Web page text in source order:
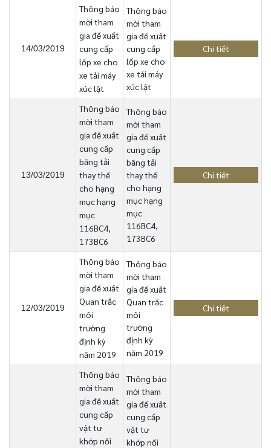
14/03/2019
Thông báo
mời tham
gia đề xuất
cung cấp
lốp xe cho
xe tải máy
xúc lật
Thông báo
mời tham
gia đề xuất
cung cấp
lốp xe cho
xe tải máy
xúc lật
Chi tiết
13/03/2019
Thông báo
mời tham
gia đề xuất
cung cấp
băng tải
thay thế
cho hạng
mục hạng
mục
116BC4,
173BC6
Thông báo
mời tham
gia đề xuất
cung cấp
băng tải
thay thế
cho hạng
mục hạng
mục
116BC4,
173BC6
Chi tiết
12/03/2019
Thông báo
mời tham
gia đề xuất
Quan trắc
môi
trường
định kỳ
năm 2019
Thông báo
mời tham
gia đề xuất
Quan trắc
môi
trường
định kỳ
năm 2019
Chi tiết
Thông báo
mời tham
gia đề xuất
cung cấp
vật tư
khớp nối
Thông báo
mời tham
gia đề xuất
cung cấp
vật tư
khớp nối